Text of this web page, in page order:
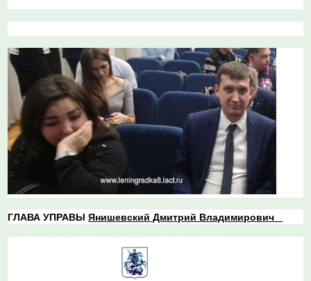
ГЛАВА УПРАВЫ Янишевский Дмитрий Владимирович